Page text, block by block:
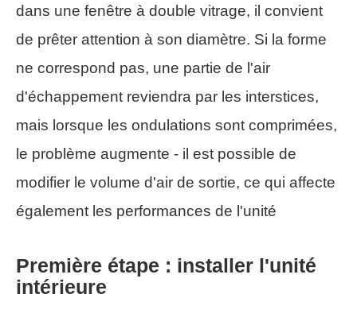
dans une fenêtre à double vitrage, il convient
de prêter attention à son diamètre. Si la forme
ne correspond pas, une partie de l'air
d'échappement reviendra par les interstices,
mais lorsque les ondulations sont comprimées,
le problème augmente - il est possible de
modifier le volume d'air de sortie, ce qui affecte
également les performances de l'unité
Première étape : installer l'unité
intérieure